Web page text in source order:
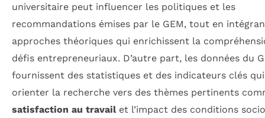
universitaire peut influencer les politiques et les
recommandations émises par le GEM, tout en
approches théoriques qui enrichissent la
défis entrepreneuriaux. D’autre part, les données du
fournissent des statistiques et des indicateurs clés
orienter la recherche vers des thèmes pertinents
satisfaction au travailet l’impact des conditions